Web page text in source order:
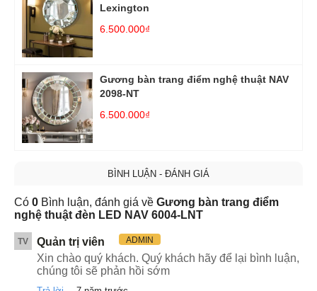
Lexington
6.500.000₫
Gương bàn trang điểm nghệ thuật NAV
2098-NT
6.500.000₫
BÌNH LUẬN - ĐÁNH GIÁ
Có 0 Bình luận, đánh giá về Gương bàn trang điểm
nghệ thuật đèn LED NAV 6004-LNT
TV Quản trị viên ADMIN
Xin chào quý khách. Quý khách hãy để lại bình luận,
chúng tôi sẽ phản hồi sớm